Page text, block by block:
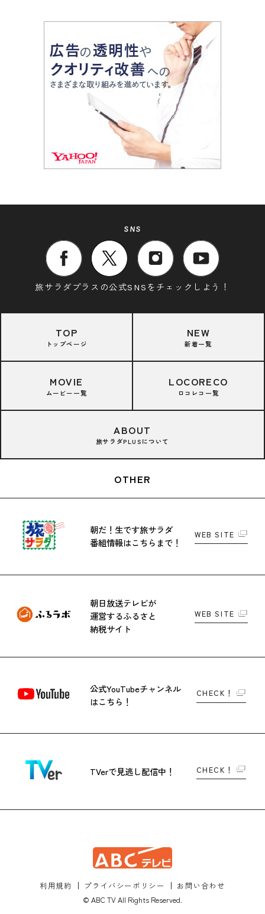
SNS
旅サラダプラスの公式SNSをチェックしよう！
TOP
トップページ
NEW
新着一覧
MOVIE
ムービー一覧
LOCORECO
ロコレコ一覧
ABOUT
旅サラダPLUSについて
OTHER
朝だ！生です旅サラダ
番組情報はこちらまで！
WEB SITE
朝日放送テレビが
運営するふるさと
納税サイト
WEB SITE
公式YouTubeチャンネル
はこちら！
CHECK！
TVerで見逃し配信中！ CHECK！
利用規約 プライバシーポリシー
お問い合わせ
© ABC TV All Rights Reserved.